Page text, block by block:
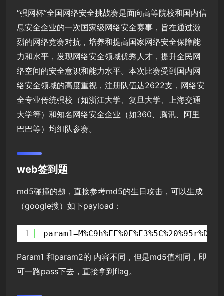
“强网杯”全国网络安全挑战赛是面向高等院校和国内信
息安全企业的一次国家级网络安全赛事，旨在通过激
烈的网络竞赛对抗，培养和提高国家网络安全保障能
力和水平，发现网络安全领域优秀人才，提升全民网
络空间的安全意识和能力水平。本次比赛受到国内网
络安全领域的高度重视，注册队伍达2622支，网络安
全专业传统强校（如浙江大学、复旦大学、上海交通
大学等）和知名网络安全企业（如360、腾讯、阿里
巴巴等）均组队参赛。
web签到题
md5碰撞的题，直接参考md5的生日攻击，可以生成
（google搜）如下payload：
1
Param1 和param2的 内容不同，但是md5值相同，即
可一路pass下去，直接拿到flag。